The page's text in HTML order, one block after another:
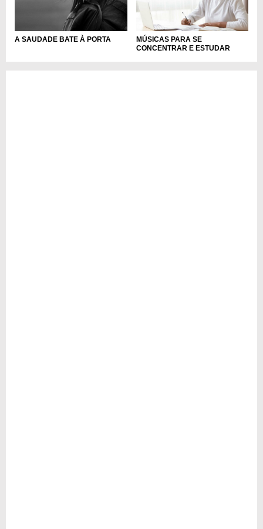
A SAUDADE BATE À PORTA
MÚSICAS PARA SE
CONCENTRAR E ESTUDAR